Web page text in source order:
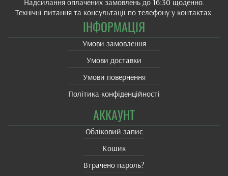
Надсилання оплачених замовлень до 16:30 щоденно.
Технічні питання та консультації по телефону у контактах.
ІНФОРМАЦІЯ
Умови замовлення
Умови доставки
Умови повернення
Політика конфіденційності
АККАУНТ
Обліковий запис
Кошик
Втрачено пароль?